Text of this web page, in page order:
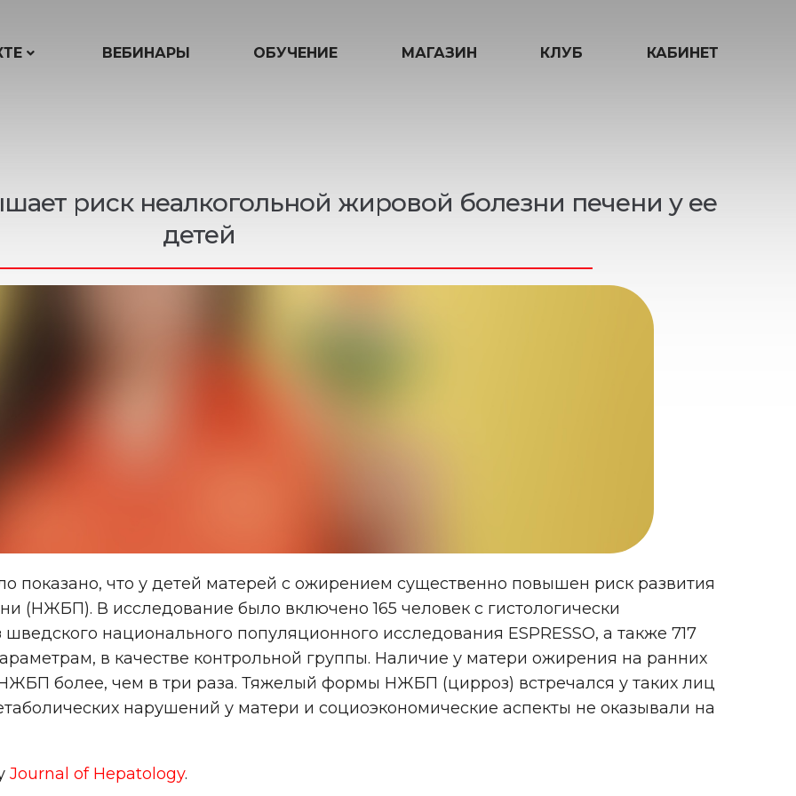
ВЕБИНАРЫ ОБУЧЕНИЕ МАГАЗИН КЛУБ КАБИНЕТ
риск неалкогольной жировой болезни печени у ее
детей
показано, что у детей матерей с ожирением существенно повышен риск развития
(НЖБП). В исследование было включено 165 человек с гистологически
национального популяционного исследования ESPRESSO, а также 717
в качестве контрольной группы. Наличие у матери ожирения на ранних
более, чем в три раза. Тяжелый формы НЖБП (цирроз) встречался у таких лиц
нарушений у матери и социоэкономические аспекты не оказывали на
Journal of Hepatology.